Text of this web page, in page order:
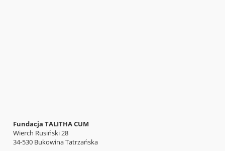
Fundacja TALITHA CUM
Wierch Rusiński 28
34-530 Bukowina Tatrzańska